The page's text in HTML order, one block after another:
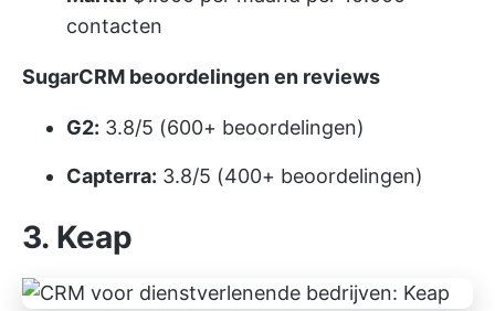
contacten
SugarCRM beoordelingen en reviews
G2: 3.8/5 (600+ beoordelingen)
Capterra: 3.8/5 (400+ beoordelingen)
3. Keap